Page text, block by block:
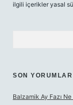
ilgili içerikler yasal
SON YORUMLAR
Balzamik Ay Fazı